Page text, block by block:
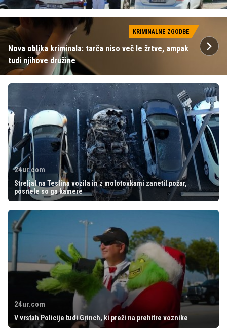
KRIMINALNE ZGODBE
Nova oblika kriminala: tarča niso več le žrtve, ampak
tudi njihove družine
24ur.com
Streljal na Teslina vozila in z molotovkami zanetil požar,
posnele so ga kamere
24ur.com
V vrstah Policije tudi Grinch, ki preži na prehitre voznike